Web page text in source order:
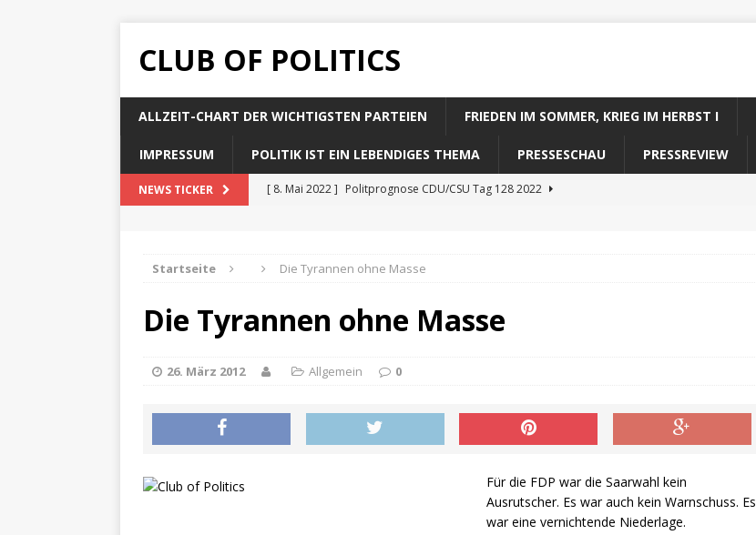
CLUB OF POLITICS
ALLZEIT-CHART DER WICHTIGSTEN PARTEIEN FRIEDEN IM SOMMER, KRIEG IM HERBST I
IMPRESSUM POLITIK IST EIN LEBENDIGES THEMA PRESSESCHAU PRESSREVIEW
NEWS TICKER [ 8. Mai 2022 ] Politprognose CDU/CSU Tag 128 2022
[ 8. Mai 2022 ]
Politprognose Koalitionsrechner Tag 128 2022
Startseite Die Tyrannen ohne Masse
Die Tyrannen ohne Masse
26. März 2012 Allgemein 0
Für die FDP war die Saarwahl kein
Ausrutscher. Es war auch kein Warnschuss. Es
war eine vernichtende Niederlage.